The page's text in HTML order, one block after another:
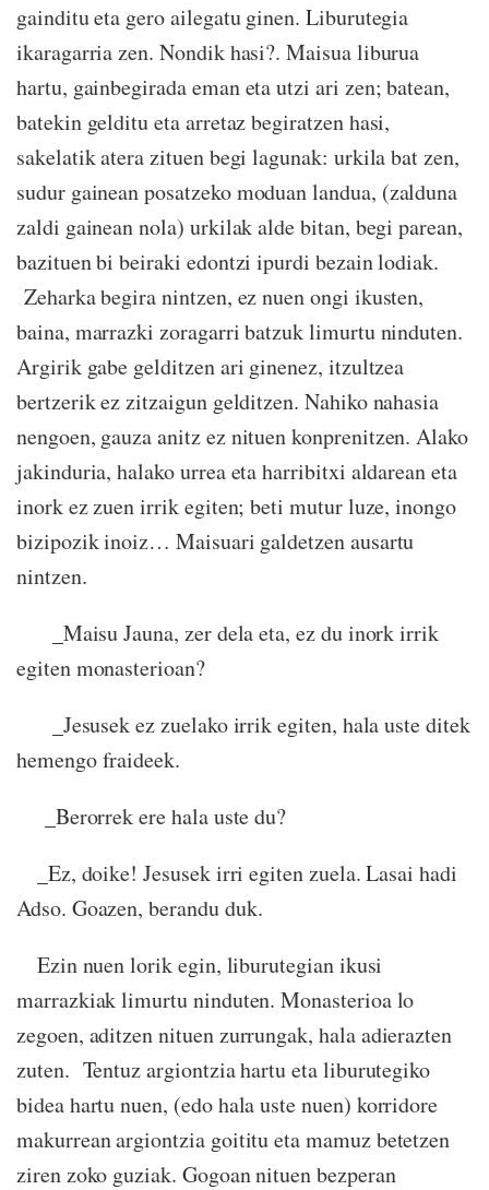
gainditu eta gero ailegatu ginen. Liburutegia
ikaragarria zen. Nondik hasi?. Maisua liburua
hartu, gainbegirada eman eta utzi ari zen; batean,
batekin gelditu eta arretaz begiratzen hasi,
sakelatik atera zituen begi lagunak: urkila bat zen,
sudur gainean posatzeko moduan landua, (zalduna
zaldi gainean nola) urkilak alde bitan, begi parean,
bazituen bi beiraki edontzi ipurdi bezain lodiak.
Zeharka begira nintzen, ez nuen ongi ikusten,
baina, marrazki zoragarri batzuk limurtu ninduten.
Argirik gabe gelditzen ari ginenez, itzultzea
bertzerik ez zitzaigun gelditzen. Nahiko nahasia
nengoen, gauza anitz ez nituen konprenitzen. Alako
jakinduria, halako urrea eta harribitxi aldarean eta
inork ez zuen irrik egiten; beti mutur luze, inongo
bizipozik inoiz… Maisuari galdetzen ausartu
nintzen.
_Maisu Jauna, zer dela eta, ez du inork irrik
egiten monasterioan?
_Jesusek ez zuelako irrik egiten, hala uste ditek
hemengo fraideek.
_Berorrek ere hala uste du?
_Ez, doike! Jesusek irri egiten zuela. Lasai hadi
Adso. Goazen, berandu duk.
Ezin nuen lorik egin, liburutegian ikusi
marrazkiak limurtu ninduten. Monasterioa lo
zegoen, aditzen nituen zurrungak, hala adierazten
zuten. Tentuz argiontzia hartu eta liburutegiko
bidea hartu nuen, (edo hala uste nuen) korridore
makurrean argiontzia goititu eta mamuz betetzen
ziren zoko guziak. Gogoan nituen bezperan